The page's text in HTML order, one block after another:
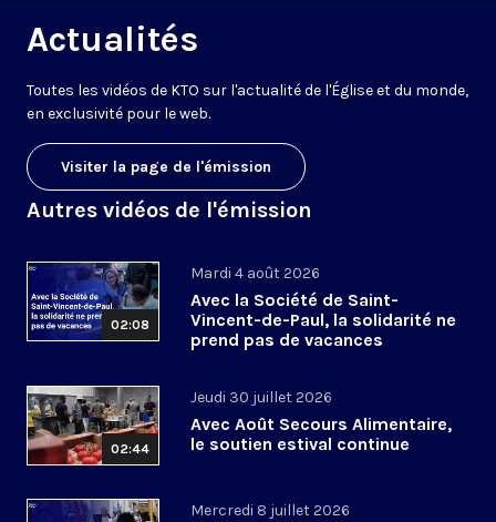
Actualités
Toutes les vidéos de KTO sur l'actualité de l'Église et du monde,
en exclusivité pour le web.
Visiter la page de l'émission
Autres vidéos de l'émission
02:08
Mardi 4 août 2026
Avec la Société de Saint-
Vincent-de-Paul, la solidarité ne
prend pas de vacances
02:44
Jeudi 30 juillet 2026
Avec Août Secours Alimentaire,
le soutien estival continue
Mercredi 8 juillet 2026